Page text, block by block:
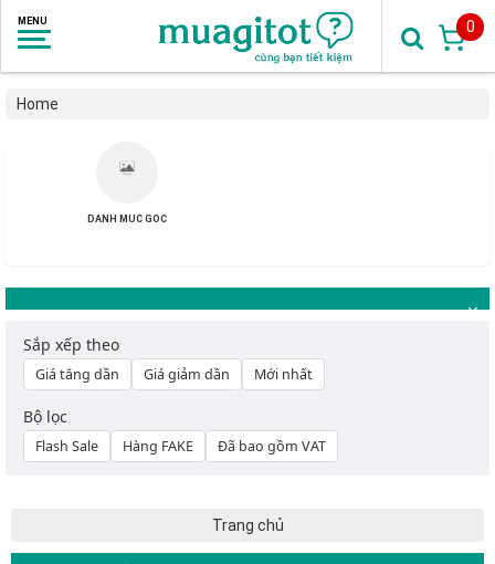
0
Home
DANH MUC GOC
Sắp xếp theo
Giá tăng dần Giá giảm dần Mới nhất
Bộ lọc
Flash Sale Hàng FAKE Đã bao gồm VAT
Trang chủ